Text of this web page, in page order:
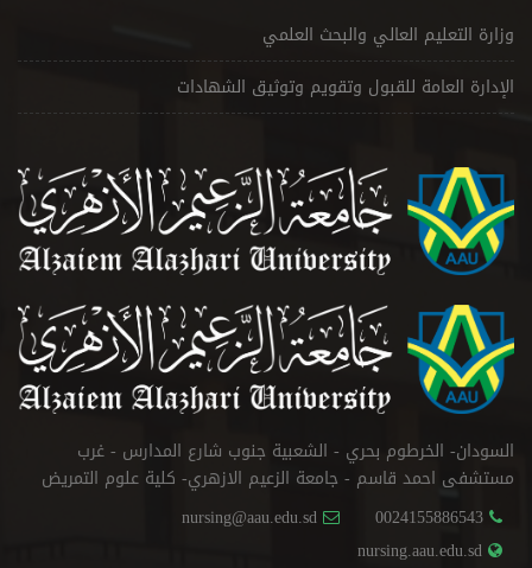
وزارة التعليم العالي والبحث العلمي
الإدارة العامة للقبول وتقويم وتوثيق الشهادات
السودان- الخرطوم بحري - الشعبية جنوب شارع المدارس - غرب
مستشفى احمد قاسم - جامعة الزعيم الازهري- كلية علوم التمريض
0024155886543
nursing@aau.edu.sd
nursing.aau.edu.sd